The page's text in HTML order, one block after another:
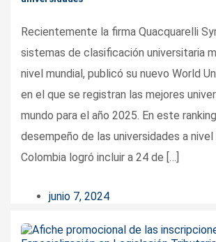
Recientemente la firma Quacquarelli
sistemas de clasificación universitaria
nivel mundial, publicó su nuevo World
en el que se registran las mejores
mundo para el año 2025. En este
desempeño de las universidades a nivel
Colombia logró incluir a 24 de […]
junio 7, 2024